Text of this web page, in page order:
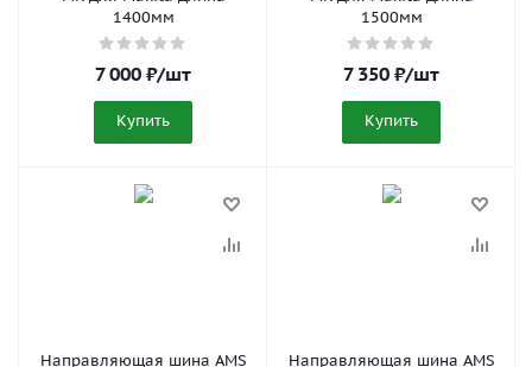
1400мм
7 000 ₽/шт
Купить
1500мм
7 350 ₽/шт
Купить
Направляющая шина AMS
Направляющая шина AMS